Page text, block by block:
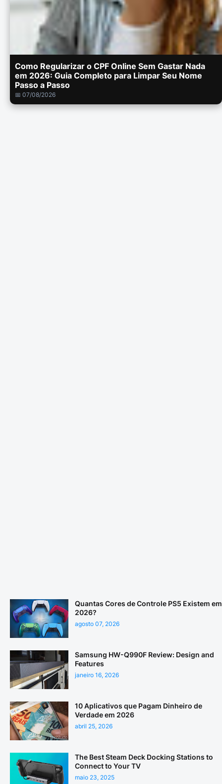
Como Regularizar o CPF Online Sem Gastar Nada
em 2026: Guia Completo para Limpar Seu Nome
Passo a Passo
📅 07/08/2026
Quantas Cores de Controle PS5 Existem em
2026?
agosto 07, 2026
Samsung HW-Q990F Review: Design and
Features
janeiro 16, 2026
10 Aplicativos que Pagam Dinheiro de
Verdade em 2026
abril 25, 2026
The Best Steam Deck Docking Stations to
Connect to Your TV
maio 23, 2025